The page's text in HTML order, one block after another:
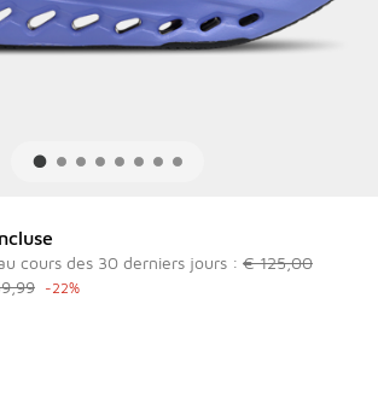
promotion. Prix en baisse de à € 125,00
cours des 30 derniers jours : € 125,00
-22%